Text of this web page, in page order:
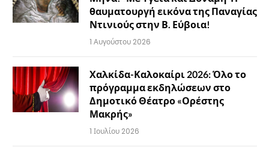
θαυματουργή εικόνα της Παναγίας
Ντινιούς στην Β. Εύβοια!
1 Αυγούστου 2026
Χαλκίδα-Καλοκαίρι 2026: Όλο το
πρόγραμμα εκδηλώσεων στο
Δημοτικό Θέατρο «Ορέστης
Μακρής»
1 Ιουλίου 2026